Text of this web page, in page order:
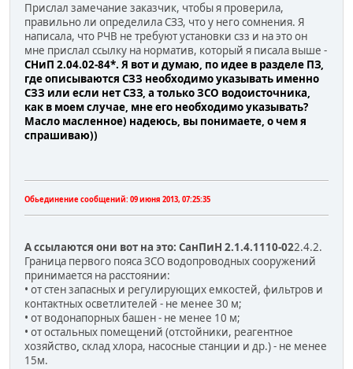
Прислал замечание заказчик, чтобы я проверила,
правильно ли определила СЗЗ, что у него сомнения. Я
написала, что РЧВ не требуют установки сзз и на это он
мне прислал ссылку на норматив, который я писала выше -
СНиП 2.04.02-84*. Я вот и думаю, по идее в разделе ПЗ,
где описываются СЗЗ необходимо указывать именно
СЗЗ или если нет СЗЗ, а только ЗСО водоисточника,
как в моем случае, мне его необходимо указывать?
Масло масленное) надеюсь, вы понимаете, о чем я
спрашиваю))
Обьединение сообщений: 09 июня 2013, 07:25:35
А ссылаются они вот на это: СанПиН 2.1.4.1110-022.4.2.
Граница первого пояса ЗСО водопроводных сооружений
принимается на расстоянии:
• от стен запасных и регулирующих емкостей, фильтров и
контактных осветлителей - не менее 30 м;
• от водонапорных башен - не менее 10 м;
• от остальных помещений (отстойники, реагентное
хозяйство, склад хлора, насосные станции и др.) - не менее
15м.